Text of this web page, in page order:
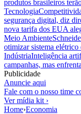
produtos brasileiros
Tecnologia
segurança digital, diz
nova tarifa dos EUA
Meio Ambiente
otimizar sistema elétrico
IndústriaInteligência
campanhas, mas
Publicidade
Anuncie aqui
Fale com o nosso time
Ver mídia kit ›
Home›Economia